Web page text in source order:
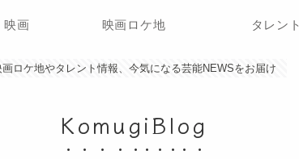
画ロケ地やタレント情報、今気になる芸能NEWSをお届け
KomugiBlog
映画 映画ロケ地 タレント